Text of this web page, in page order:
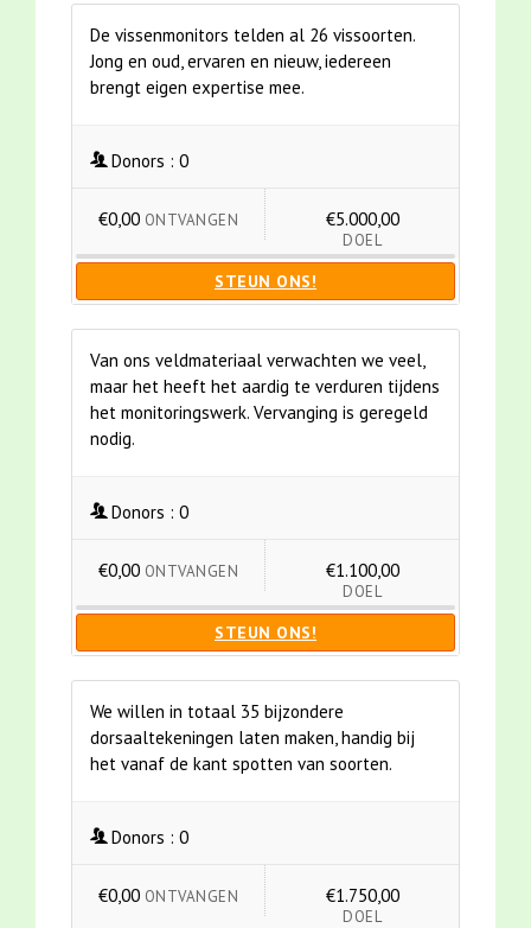
De vissenmonitors telden al 26 vissoorten.
Jong en oud, ervaren en nieuw, iedereen
brengt eigen expertise mee.
Donors : 0
€0,00 ONTVANGEN €5.000,00
DOEL
STEUN ONS!
Van ons veldmateriaal verwachten we veel,
maar het heeft het aardig te verduren tijdens
het monitoringswerk. Vervanging is geregeld
nodig.
Donors : 0
€0,00 ONTVANGEN €1.100,00
DOEL
STEUN ONS!
We willen in totaal 35 bijzondere
dorsaaltekeningen laten maken, handig bij
het vanaf de kant spotten van soorten.
Donors : 0
€0,00 ONTVANGEN €1.750,00
DOEL